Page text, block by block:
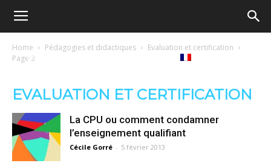
Ecole
–
Tribunes
Home Pédagogies et didactiques
Evaluation et certification
Page 3
EVALUATION ET CERTIFICATION
La CPU ou comment condamner
l’enseignement qualifiant
Cécile Gorré - 5 février 2013